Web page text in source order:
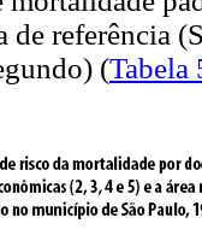
de referência
(Tabela